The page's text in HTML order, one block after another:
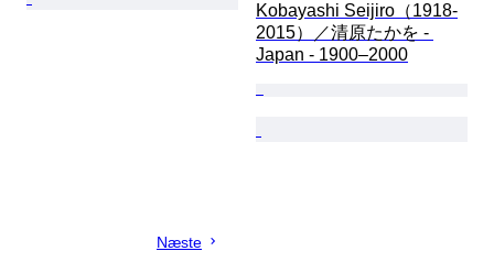
Kobayashi Seijiro（1918-
2015）／清原たかを -
Japan - 1900–2000
Næste